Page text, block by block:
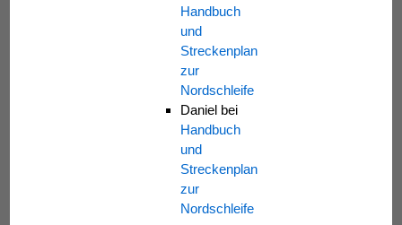
Handbuch
und
Streckenplan
zur
Nordschleife
Daniel bei
Handbuch
und
Streckenplan
zur
Nordschleife